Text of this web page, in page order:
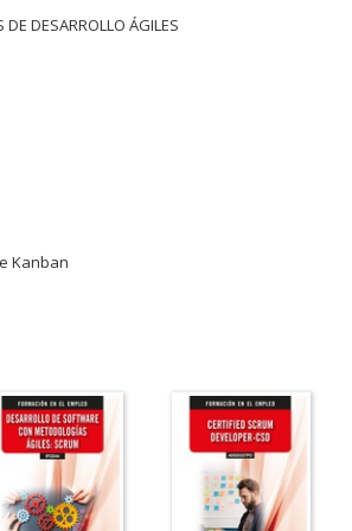
DESARROLLO ÁGILES
Kanban
UNA DE LAS METODOLOGÍAS?
Y KANBAN
Y KANBAN